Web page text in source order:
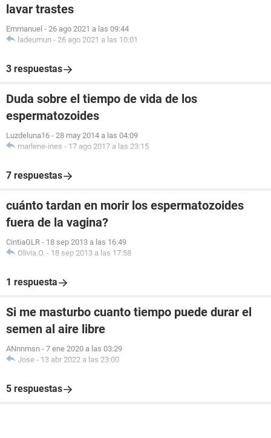
lavar trastes
Emmanuel - 26 ago 2021 a las 09:44
ladeumun - 26 ago 2021 a las 10:01
3 respuestas
Duda sobre el tiempo de vida de los
espermatozoides
Luzdeluna16 - 28 may 2014 a las 04:09
marlene-ines - 17 ago 2017 a las 23:15
7 respuestas
cuánto tardan en morir los espermatozoides
fuera de la vagina?
CintiaGLR - 18 sep 2013 a las 16:49
Olivia.O. - 18 sep 2013 a las 17:58
1 respuesta
Si me masturbo cuanto tiempo puede durar el
semen al aire libre
ANnnmsn - 7 ene 2020 a las 03:29
Jose - 13 abr 2022 a las 23:00
5 respuestas